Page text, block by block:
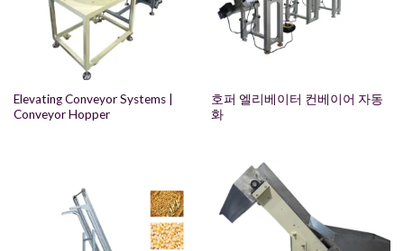
Elevating Conveyor Systems |
Conveyor Hopper
호퍼 엘리베이터 컨베이어 자동
화